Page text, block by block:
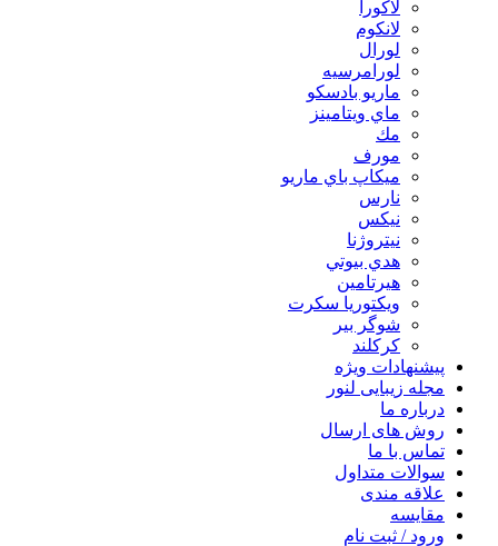
لاكورا
لانكوم
لورال
لورامرسيه
ماريو بادسكو
ماي ويتامينز
مك
مورف
ميكاپ باي ماريو
نارس
نيكس
نیتروژنا
هدي بيوتي
هیرتامین
ویکتوریا سکرت
شوگر بير
کرکلند
پیشنهادات ویژه
مجله زیبایی لنور
درباره ما
روش های ارسال
تماس با ما
سوالات متداول
علاقه مندی
مقایسه
ورود / ثبت نام